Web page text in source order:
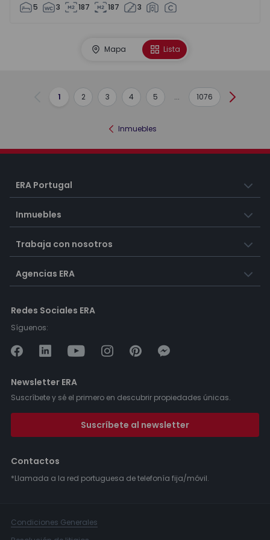
5 3 187 187 3
Mapa Lista
Anterior
1 2 3 4 5 ... 1076
Inmuebles
ERA Portugal
Inmuebles
Trabaja con nosotros
Agencias ERA
Redes Sociales ERA
Síguenos:
Newsletter ERA
Suscríbete y sé el primero en descubrir propiedades únicas.
Suscríbete al newsletter
Contactos
*Llamada a la red portuguesa de telefonía fija/móvil.
Condiciones Generales